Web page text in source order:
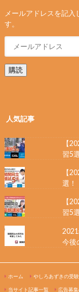
メールアドレスを記
す。
購読
人気記事
【
習5
【
選！
【
習5
今後
ホーム やしろあずきの受
当サイト記事一覧 広告募